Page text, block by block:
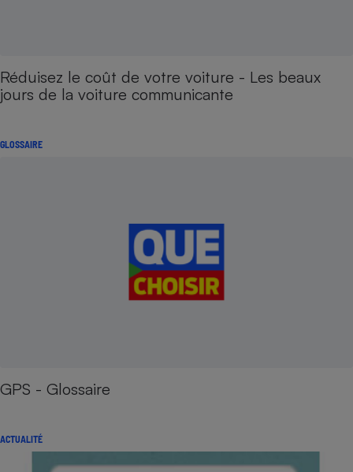
Réduisez le coût de votre voiture - Les beaux
jours de la voiture communicante
GLOSSAIRE
GPS - Glossaire
ACTUALITÉ